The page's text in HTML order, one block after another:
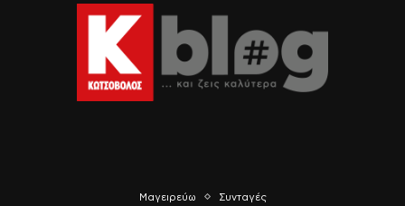
Μαγειρεύω Συνταγές